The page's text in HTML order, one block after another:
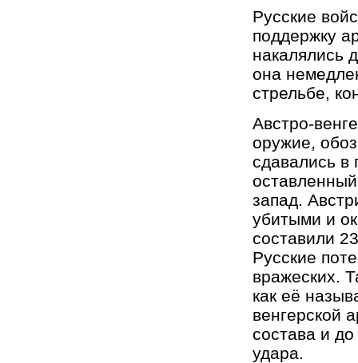
Русские
поддержку
накалялись
она
стрельбе,
Австро-
оружие,
сдавались в
запад.
убитыми и
составили
Русские
вражеских.
как её
венгерской
состава и
удара.